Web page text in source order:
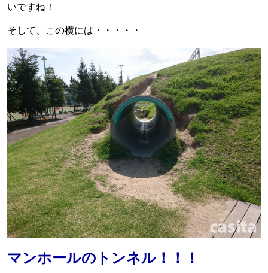
いですね！
そして、この横には・・・・・
マンホールのトンネル！！！